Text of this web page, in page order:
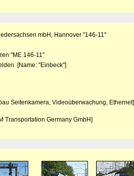
mbH, Hannover "146-11"
"ME 146-11"
[Name: "Einbeck"]
Seitenkamera, Videoüberwachung, Ethernet]
Transportation Germany GmbH]